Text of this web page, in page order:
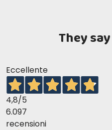
They
Eccellente
4,8/5
6.097
recensioni